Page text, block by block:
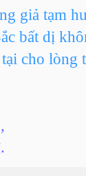
giả tạm
bất dị
cho lòng